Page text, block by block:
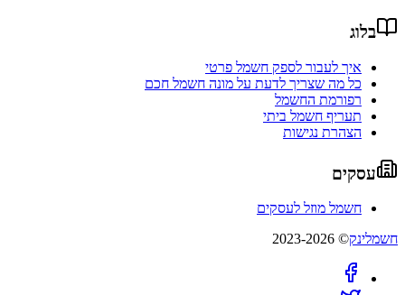
בלוג
איך לעבור לספק חשמל פרטי
כל מה שצריך לדעת על מונה חשמל חכם
רפורמת החשמל
תעריף חשמל ביתי
הצהרת נגישות
עסקים
חשמל מוזל לעסקים
חשמלינק© 2023-2026